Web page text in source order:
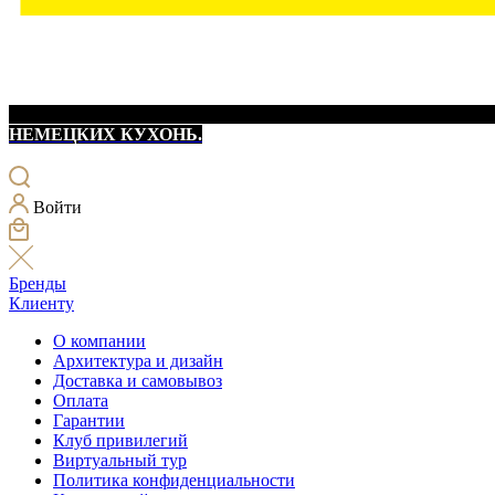
НЕМЕЦКИХ КУХОНЬ.
Войти
Бренды
Клиенту
О компании
Архитектура и дизайн
Доставка и самовывоз
Оплата
Гарантии
Клуб привилегий
Виртуальный тур
Политика конфиденциальности